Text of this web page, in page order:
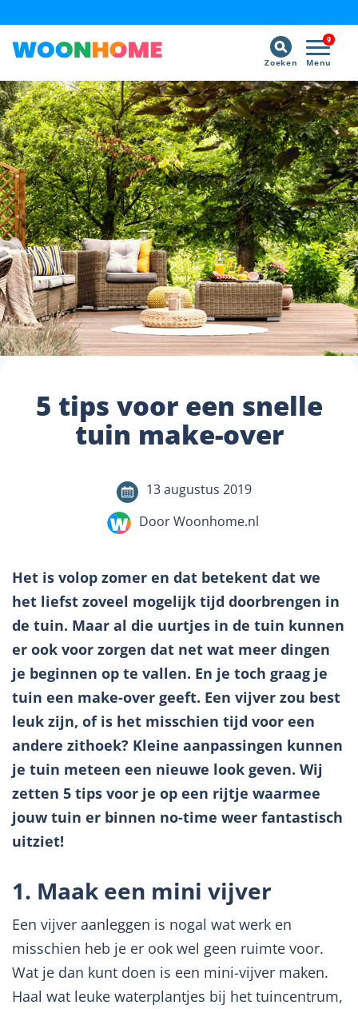
9
Menu
Zoeken
5 tips voor een snelle
tuin make-over
13 augustus 2019
Door Woonhome.nl
Het is volop zomer en dat betekent dat we
het liefst zoveel mogelijk tijd doorbrengen in
de tuin. Maar al die uurtjes in de tuin kunnen
er ook voor zorgen dat net wat meer dingen
je beginnen op te vallen. En je toch graag je
tuin een make-over geeft. Een vijver zou best
leuk zijn, of is het misschien tijd voor een
andere zithoek? Kleine aanpassingen kunnen
je tuin meteen een nieuwe look geven. Wij
zetten 5 tips voor je op een rijtje waarmee
jouw tuin er binnen no-time weer fantastisch
uitziet!
1. Maak een mini vijver
Een vijver aanleggen is nogal wat werk en
misschien heb je er ook wel geen ruimte voor.
Wat je dan kunt doen is een mini-vijver maken.
Haal wat leuke waterplantjes bij het tuincentrum,